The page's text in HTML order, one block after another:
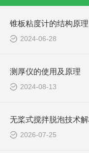
锥板粘度计的结构原理
2024-06-28
测厚仪的使用及原理
2024-08-13
2026-07-25